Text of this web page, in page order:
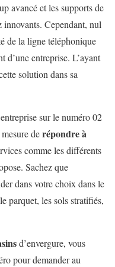
avancé et les supports de
innovants. Cependant, nul
de la ligne téléphonique
entreprise. L’ayant
solution dans sa
sur le numéro 02
derépondre à
comme les différents
Sachez que
dans votre choix dans le
parquet, les sols stratifiés,
d’envergure, vous
pour demander au